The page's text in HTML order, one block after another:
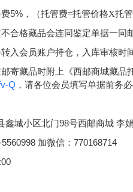
费5% ， （托管费=托管价格X托
合格藏品会连同鉴定单据一同
入会员账户持仓，入库审核时
寄藏品时附上《西邮商城藏
Q ，请各位会员填写单据前务
鑫城小区北门98号西邮商城 李
加微信：770168714